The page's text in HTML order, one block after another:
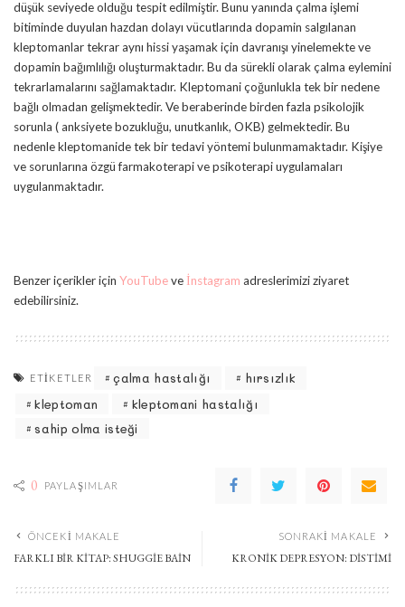
düşük seviyede olduğu tespit edilmiştir. Bunu yanında çalma işlemi
bitiminde duyulan hazdan dolayı vücutlarında dopamin salgılanan
kleptomanlar tekrar aynı hissi yaşamak için davranışı yinelemekte ve
dopamin bağımlılığı oluşturmaktadır. Bu da sürekli olarak çalma eylemini
tekrarlamalarını sağlamaktadır. Kleptomani çoğunlukla tek bir nedene
bağlı olmadan gelişmektedir. Ve beraberinde birden fazla psikolojik
sorunla ( anksiyete bozukluğu, unutkanlık, OKB) gelmektedir. Bu
nedenle kleptomanide tek bir tedavi yöntemi bulunmamaktadır. Kişiye
ve sorunlarına özgü farmakoterapi ve psikoterapi uygulamaları
uygulanmaktadır.
Benzer içerikler için YouTubeve İnstagram adreslerimizi ziyaret
edebilirsiniz.
ETIKETLER çalma hastalığı
hırsızlık
kleptoman
kleptomani hastalığı
sahip olma isteği
0 PAYLAŞIMLAR
ÖNCEKI MAKALE
FARKLI BIR KITAP: SHUGGIE BAIN
SONRAKI MAKALE
KRONIK DEPRESYON: DISTIMI